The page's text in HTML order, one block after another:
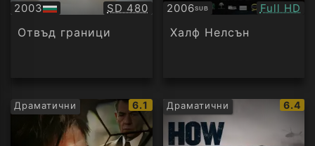
2003
БГ
аудио
Качество:
SD 480
Отвъд граници
2006SUB
Субтитри Full HD
Халф Нелсън
Драматични
IMDb
рейтинг:
6.1 Драматични
IMDb
6.4